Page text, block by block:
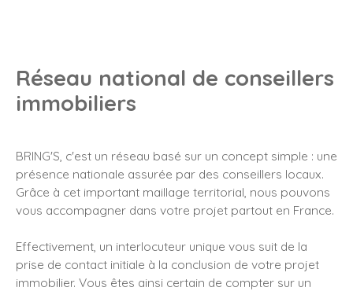
Réseau national de conseillers
immobiliers
BRING'S, c'est un réseau basé sur un concept simple : une
présence nationale assurée par des conseillers locaux.
Grâce à cet important maillage territorial, nous pouvons
vous accompagner dans votre projet partout en France.
Effectivement, un interlocuteur unique vous suit de la
prise de contact initiale à la conclusion de votre projet
immobilier. Vous êtes ainsi certain de compter sur un